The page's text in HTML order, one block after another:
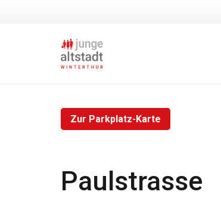
Zur Parkplatz-Karte
Paulstrasse